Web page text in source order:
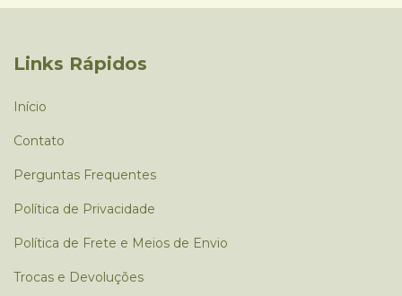
Links Rápidos
Início
Contato
Perguntas Frequentes
Política de Privacidade
Política de Frete e Meios de Envio
Trocas e Devoluções